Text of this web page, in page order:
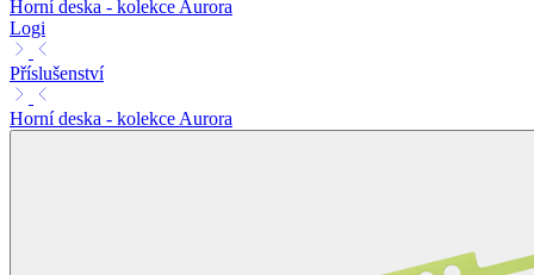
Horní deska - kolekce Aurora
Logi
Příslušenství
Horní deska - kolekce Aurora